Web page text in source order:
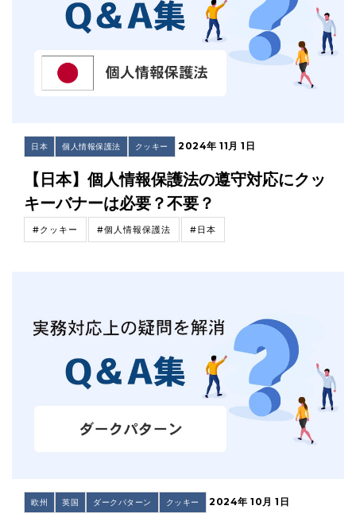
日本 個人情報保護法 クッキー 2024年 11月 1日
【日本】個人情報保護法の遵守対応にクッ
キーバナーは必要？不要？
#クッキー #個人情報保護法 #日本
欧州 英国 ダークパターン クッキー 2024年 10月 1日